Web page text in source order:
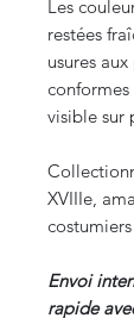
Les
restées
usures
visible sur
XVIIIe,
Envoi
rapide